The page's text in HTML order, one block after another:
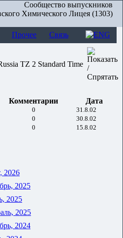
Сообщество выпускников
Химического Лицея (1303)
Прочее
Связь
TZ 2 Standard Time
Комментарии
Дата
0 31.8.02
0 30.8.02
0
15.8.02
2026
2025
2025
2025
2024